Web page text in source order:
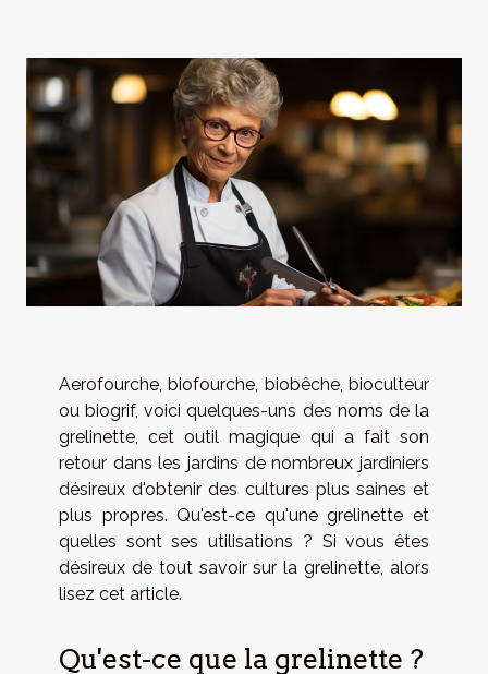
Aerofourche, biofourche, biobêche, bioculteur
ou biogrif, voici quelques-uns des noms de la
grelinette, cet outil magique qui a fait son
retour dans les jardins de nombreux jardiniers
désireux d'obtenir des cultures plus saines et
plus propres. Qu'est-ce qu'une grelinette et
quelles sont ses utilisations ? Si vous êtes
désireux de tout savoir sur la grelinette, alors
lisez cet article.
Qu'est-ce que la grelinette ?